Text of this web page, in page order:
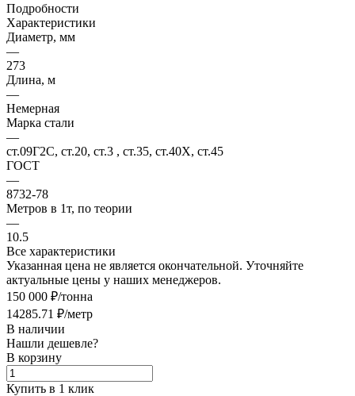
Подробности
Характеристики
Диаметр, мм
—
273
Длина, м
—
Немерная
Марка стали
—
ст.09Г2С, ст.20, ст.3 , ст.35, ст.40Х, ст.45
ГОСТ
—
8732-78
Метров в 1т, по теории
—
10.5
Все характеристики
Указанная цена не является окончательной. Уточняйте
актуальные цены у наших менеджеров.
150 000 ₽/тонна
14285.71 ₽/метр
В наличии
Нашли дешевле?
В корзину
Купить в 1 клик